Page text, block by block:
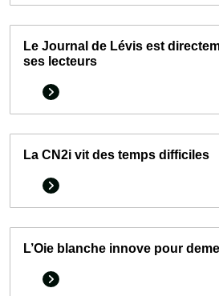
Le Journal de Lévis est
ses lecteurs
La CN2i vit des temps difficiles
L’Oie blanche innove pour